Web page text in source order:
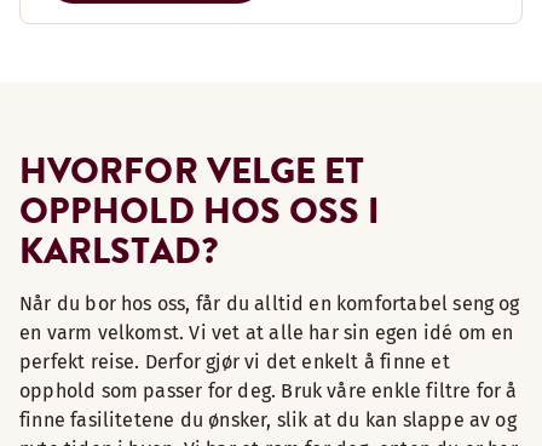
HVORFOR VELGE ET
OPPHOLD HOS OSS I
KARLSTAD?
Når du bor hos oss, får du alltid en komfortabel seng og
en varm velkomst. Vi vet at alle har sin egen idé om en
perfekt reise. Derfor gjør vi det enkelt å finne et
opphold som passer for deg. Bruk våre enkle filtre for å
finne fasilitetene du ønsker, slik at du kan slappe av og